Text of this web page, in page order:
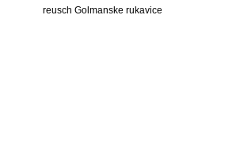
reusch Golmanske rukavice